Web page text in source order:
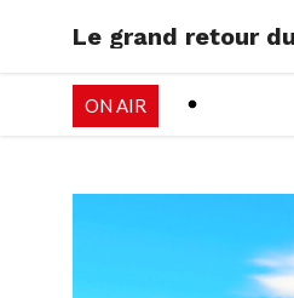
Le grand retour
ON AIR